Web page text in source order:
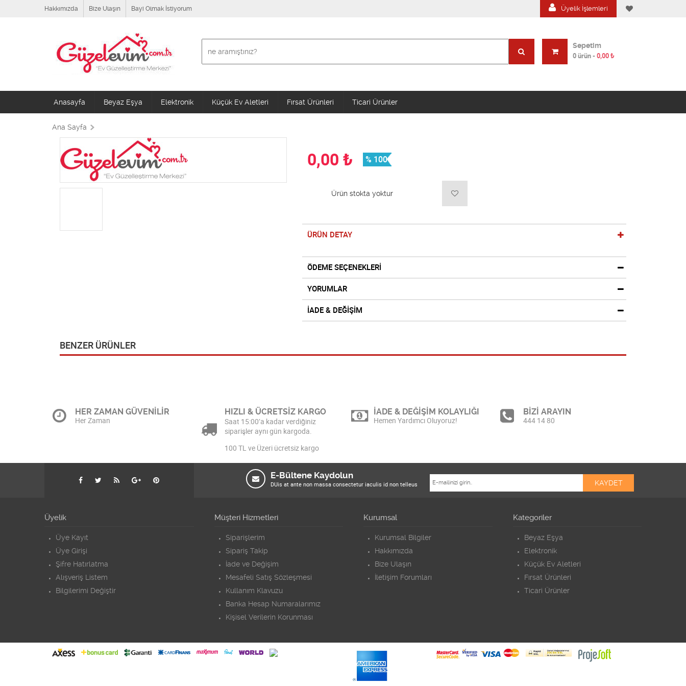
Hakkımızda Bize Ulaşın Bayi Olmak İstiyorum Üyelik İşlemleri
Sepetim
0 ürün - 0,00 ₺
Anasayfa Beyaz Eşya Elektronik Küçük Ev Aletleri Fırsat Ürünleri Ticari Ürünler
Ana Sayfa
0,00 ₺ % 100
Ürün stokta yoktur
ÜRÜN DETAY
ÖDEME SEÇENEKLERİ
YORUMLAR
İADE & DEĞİŞİM
BENZER ÜRÜNLER
HER ZAMAN GÜVENİLİR
Her Zaman
HIZLI & ÜCRETSİZ KARGO
Saat 15:00’a kadar verdiğiniz
siparişler aynı gün kargoda.
100 TL ve Üzeri ücretsiz kargo
İADE & DEĞİŞİM KOLAYLIĞI
Hemen Yardımcı Oluyoruz!
BİZİ ARAYIN
444 14 80
E-Bültene Kaydolun
DUis at ante non massa consectetur iaculis id non telleus
Üyelik
Üye Kayıt
Üye Girişi
Şifre Hatırlatma
Alışveriş Listem
Bilgilerimi Değiştir
Müşteri Hizmetleri
Siparişlerim
Sipariş Takip
İade ve Değişim
Mesafeli Satış Sözleşmesi
Kullanım Klavuzu
Banka Hesap Numaralarımız
Kişisel Verilerin Korunması
Kurumsal
Kurumsal Bilgiler
Hakkımızda
Bize Ulaşın
İletişim Forumları
Kategoriler
Beyaz Eşya
Elektronik
Küçük Ev Aletleri
Fırsat Ürünleri
Ticari Ürünler